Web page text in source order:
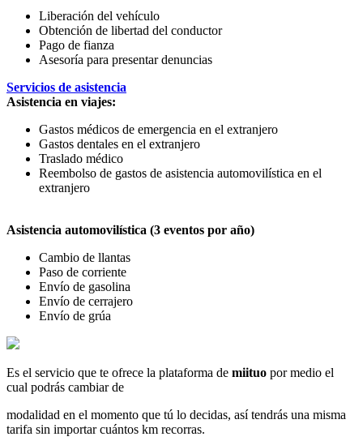
Liberación del vehículo
Obtención de libertad del conductor
Pago de fianza
Asesoría para presentar denuncias
Servicios de asistencia
Asistencia en viajes:
Gastos médicos de emergencia en el extranjero
Gastos dentales en el extranjero
Traslado médico
Reembolso de gastos de asistencia automovilística en el
extranjero
Asistencia automovilística (3 eventos por año)
Cambio de llantas
Paso de corriente
Envío de gasolina
Envío de cerrajero
Envío de grúa
Es el servicio que te ofrece la plataforma de miituo por medio el
cual podrás cambiar de
modalidad en el momento que tú lo decidas, así tendrás una misma
tarifa sin importar cuántos km recorras.